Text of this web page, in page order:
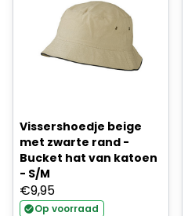
Vissershoedje beige
met zwarte rand -
Bucket hat van katoen
- S/M
€9,95
Op voorraad